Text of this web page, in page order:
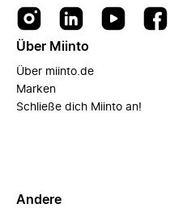
Über Miinto
Über miinto.de
Marken
Schließe dich Miinto an!
Andere